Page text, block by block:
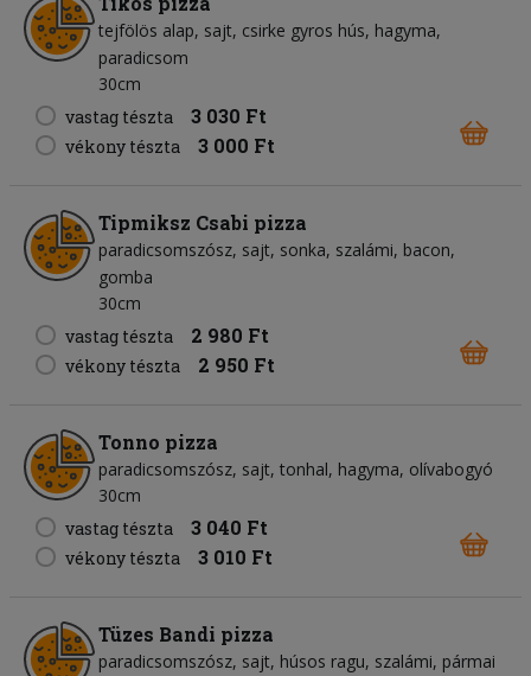
tejfölös alap sajt csirke gyros hús hagyma
paradicsom
30cm
vastag tészta
3 030 Ft
vékony tészta 3 000 Ft
Tipmiksz Csabi pizza
paradicsomszósz sajt sonka szalámi bacon
gomba
30cm
vastag tészta
2 980 Ft
vékony tészta 2 950 Ft
Tonno pizza
paradicsomszósz sajt tonhal hagyma olívabogyó
30cm
vastag tészta
3 040 Ft
vékony tészta 3 010 Ft
Tüzes Bandi pizza
paradicsomszósz sajt húsos ragu szalámi pármai